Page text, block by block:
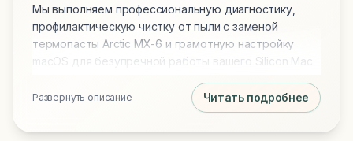
Мы выполняем профессиональную диагностику,
профилактическую чистку от пыли с заменой
термопасты Arctic MX-6 и грамотную настройку
macOS для безупречной работы вашего Silicon Mac.
Развернуть описание Читать подробнее